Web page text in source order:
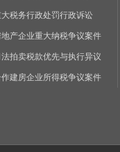
税务行政处罚行政诉讼
地产企业重大纳税争议案件
拍卖税款优先与执行异议
建房企业所得税争议案件